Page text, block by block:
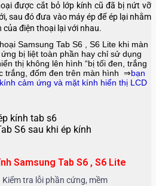
được cắt bỏ lớp kính cũ đã bị nứt vỡ
sau đó đưa vào máy ép để ép lại nhằm
điện thoại lại với nhau.
Samsung Tab S6 , S6 Lite khi màn
bị liệt toàn phần hay chỉ sử dụng
thị không lên hình “bị tối đen, trắng
trắng, đốm đen trên màn hình ⇒bạn
cảm ứng và mặt kính hiển thị LCD
S6 sau khi ép kính
Samsung Tab S6 , S6 Lite
tra lỗi phần cứng, mềm